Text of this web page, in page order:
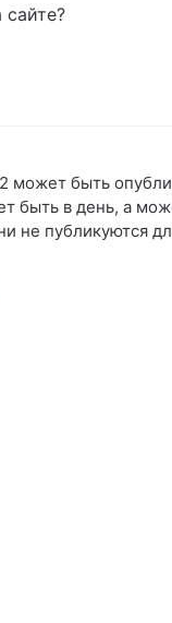
может быть
быть в день, а
не публикуются